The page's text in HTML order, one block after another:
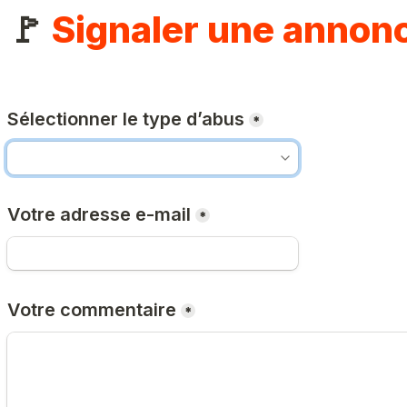
🚩 Signaler une
Sélectionner le type d’abus *
Votre adresse e-mail *
Votre commentaire *